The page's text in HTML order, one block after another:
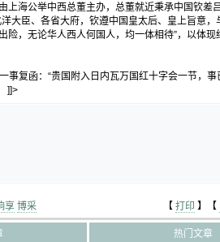
上海公举中西总董主办，总董就近秉承中国钦差
大臣、各省大府，钦遵中国皇太后、皇上旨意
险，无论华人西人何国人，均一体相待”，以体现
函：“贵国附入日内瓦万国红十字会一节，事
]]>
享 博采 【 打印 】【
热门文章